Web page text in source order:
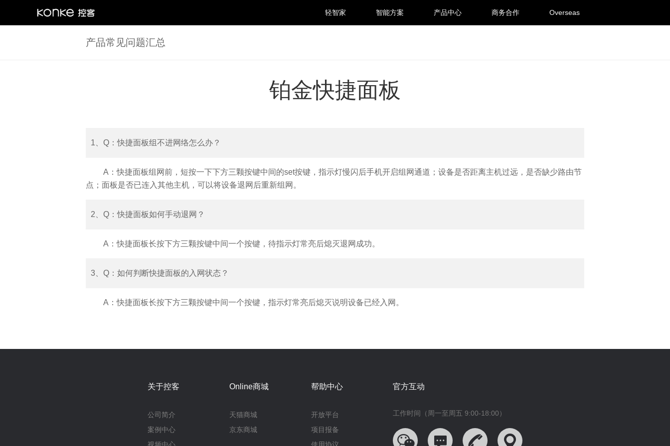
轻智家 智能方案 产品中心 商务合作 Overseas
产品常见问题汇总
铂金快捷面板
1、Q：快捷面板组不进网络怎么办？
A：快捷面板组网前，短按一下下方三颗按键中间的set按键，指示灯慢闪后手机开启组网通道；设备是否距离主机过远，是否缺少路由节
点；面板是否已连入其他主机，可以将设备退网后重新组网。
2、Q：快捷面板如何手动退网？
A：快捷面板长按下方三颗按键中间一个按键，待指示灯常亮后熄灭退网成功。
3、Q：如何判断快捷面板的入网状态？
A：快捷面板长按下方三颗按键中间一个按键，指示灯常亮后熄灭说明设备已经入网。
关于控客
公司简介
案例中心
Online商城
天猫商城
京东商城
帮助中心
开放平台
项目报备
官方互动
工作时间（周一至周五 9:00-18:00）